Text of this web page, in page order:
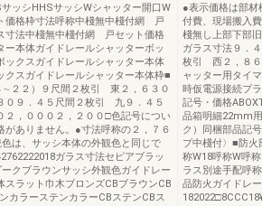
ッシHHSサッシWシャッター開口W
格枠寸法呼称中棧無中棧付網 戸
寸法中棧無中棧付網 戸セット価格
ー本体ガイドレールシャッターボッ
ックスガイドレールシャッター本体
クスガイドレールシャッター本体枠■
∼２２）９尺間２枚引 東２，６３０
０９．４５尺間２枚引 九９．４５
，０００２，２００□色記号につい
がありません。●寸法呼称の２，７６
は、サッシ本体の外観色と同じで
ガラス寸法セピアブラッ
クブラウンサッシ外観色ガイドレー
スラット巾木ブロンズCBブラウンCB
カラーステンカラーCBステンCBス
●表示価格は部材
付費、現場搬入
棧無し上部下部
ガラス寸法９．
枚引 西２，８６
ャッター用タイ
時仮電源接続プ
記号・価格
品箱明細22mm
ク）同梱部品記
プ中棧付〉■防火
称W18呼称W呼
ラス別途手配呼
品防火ガイドレ